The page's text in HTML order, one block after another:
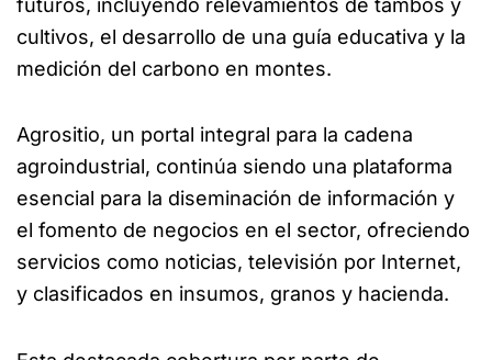
futuros, incluyendo relevamientos de tambos y
cultivos, el desarrollo de una guía educativa y la
medición del carbono en montes.
Agrositio, un portal integral para la cadena
agroindustrial, continúa siendo una plataforma
esencial para la diseminación de información y
el fomento de negocios en el sector, ofreciendo
servicios como noticias, televisión por Internet,
y clasificados en insumos, granos y hacienda.